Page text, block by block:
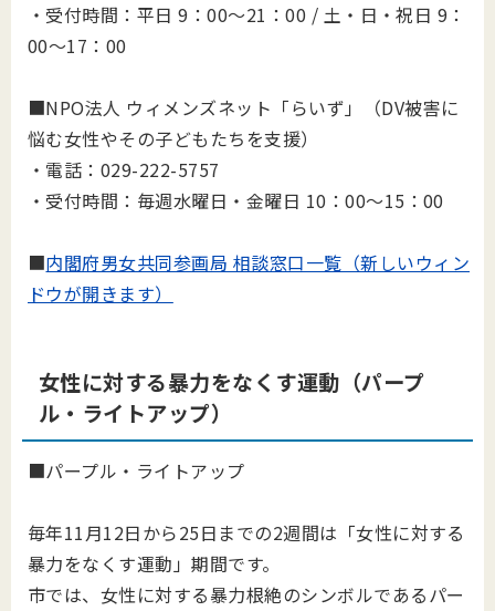
・受付時間：平日 9：00～21：00 / 土・日・祝日 9：
00～17：00
■NPO法人 ウィメンズネット「らいず」（DV被害に
悩む女性やその子どもたちを支援）
・電話：029-222-5757
・受付時間：毎週水曜日・金曜日 10：00～15：00
■内閣府男女共同参画局 相談窓口一覧（新しいウィン
ドウが開きます）
女性に対する暴力をなくす運動（パープ
ル・ライトアップ）
■パープル・ライトアップ
毎年11月12日から25日までの2週間は「女性に対する
暴力をなくす運動」期間です。
市では、女性に対する暴力根絶のシンボルであるパー